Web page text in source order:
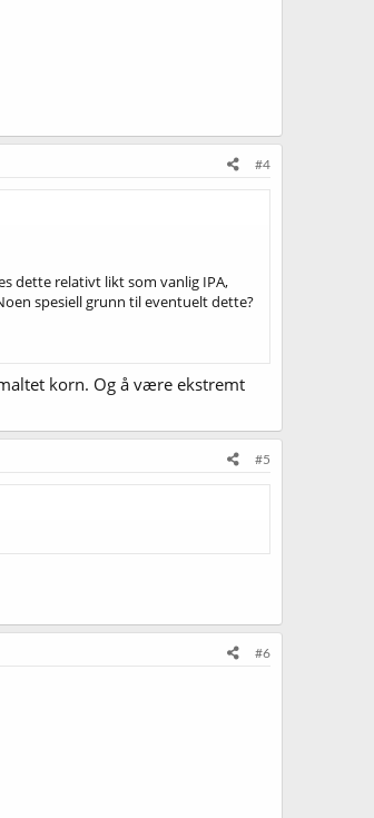
#4
dette relativt likt som vanlig IPA,
spesiell grunn til eventuelt dette?
korn. Og å være ekstremt
#5
#6